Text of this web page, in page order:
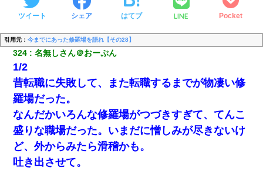
ツイート シェア はてブ LINE Pocket
引用元： 今までにあった修羅場を語れ【その28】
324 名無しさん＠おーぷん
1/2
昔転職に失敗して、また転職するまでが物凄い修
羅場だった。
なんだかいろんな修羅場がつづきすぎて、てんこ
盛りな職場だった。いまだに憎しみが尽きないけ
ど、外からみたら滑稽かも。
吐き出させて。